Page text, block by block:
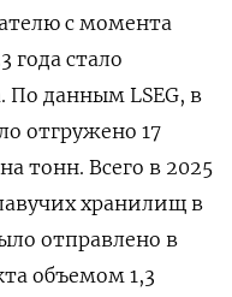
с момента
года стало
По ​данным LSEG, в
отгружено 17
тонн. Всего в 2025
хранилищ в
отправлено в
‌объемом 1,3